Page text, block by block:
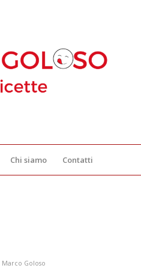
Chi siamo Contatti
Marco Goloso